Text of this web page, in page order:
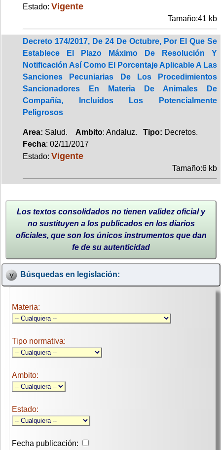
Estado: Vigente
Tamaño:41 kb
Decreto 174/2017, De 24 De Octubre, Por El Que Se
Establece El Plazo Máximo De Resolución Y
Notificación Así Como El Porcentaje Aplicable A Las
Sanciones Pecuniarias De Los Procedimientos
Sancionadores En Materia De Animales De
Compañía, Incluídos Los Potencialmente
Peligrosos
Area: Salud. Ambito: Andaluz. Tipo: Decretos.
Fecha: 02/11/2017
Estado: Vigente
Tamaño:6 kb
Los textos consolidados no tienen validez oficial y
no sustituyen a los publicados en los diarios
oficiales, que son los únicos instrumentos que dan
fe de su autenticidad
Búsquedas en legislación:
Materia:
Tipo normativa:
Ambito:
Estado:
Fecha publicación: